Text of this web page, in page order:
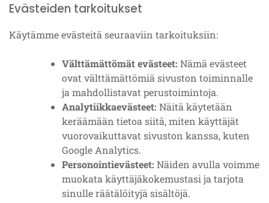
Evästeiden tarkoitukset
Käytämme evästeitä seuraaviin tarkoituksiin:
Välttämättömät evästeet: Nämä evästeet
ovat välttämättömiä sivuston toiminnalle
ja mahdollistavat perustoimintoja.
Analytiikkaevästeet: Näitä käytetään
keräämään tietoa siitä, miten käyttäjät
vuorovaikuttavat sivuston kanssa, kuten
Google Analytics.
Personointievästeet: Näiden avulla voimme
muokata käyttäjäkokemustasi ja tarjota
sinulle räätälöityjä sisältöjä.